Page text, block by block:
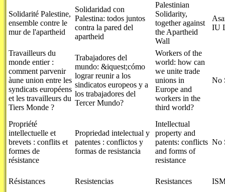
Solidarité Palestine,
ensemble contre le
mur de l'apartheid
Solidaridad con
Palestina: todos juntos
contra la pared del
apartheid
Palestinian
Solidarity,
together against
the Apartheid
Wall
IU
Travailleurs du
monde entier :
comment parvenir
àune union entre les
syndicats européens
et les travailleurs du
Tiers Monde ?
Trabajadores del
mundo: &iquest;cómo
lograr reunir a los
sindicatos europeos y a
los trabajadores del
Tercer Mundo?
Workers of the
world: how can
we unite trade
unions in
Europe and
workers in the
third world?
No
Propriété
intellectuelle et
brevets : conflits et
formes de
résistance
Propriedad intelectual y
patentes : conflictos y
formas de resistancia
Intellectual
property and
patents: conflicts
and forms of
resistance
No
Résistances Resistencias Resistances